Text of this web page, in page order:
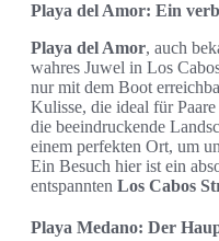
Playa del Amor: Ein
Playa del Amor, auch
wahres Juwel in Los
nur mit dem Boot
Kulisse, die ideal für
die beeindruckende
einem perfekten Ort, um
Ein Besuch hier ist ein
entspannten Los Cabos
Playa Medano: Der